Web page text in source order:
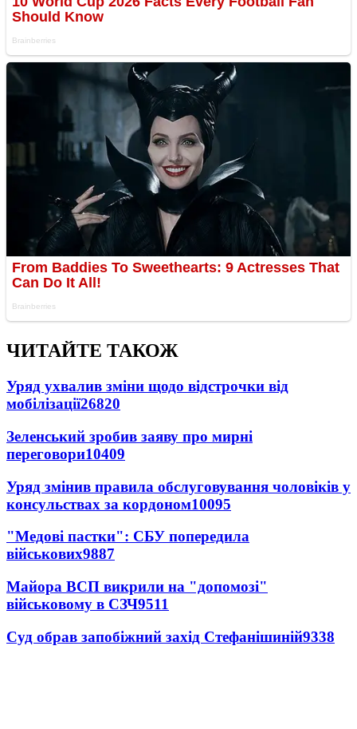
ЧИТАЙТЕ ТАКОЖ
Уряд ухвалив зміни щодо відстрочки від
мобілізації26820
Зеленський зробив заяву про мирні
переговори10409
Уряд змінив правила обслуговування чоловіків у
консульствах за кордоном10095
"Медові пастки": СБУ попередила
військових9887
Майора ВСП викрили на "допомозі"
військовому в СЗЧ9511
Суд обрав запобіжний захід Стефанішиній9338